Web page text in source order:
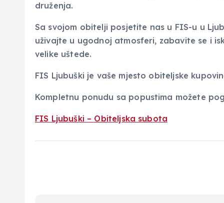
druženja.
Sa svojom obitelji posjetite nas u FIS-u u
uživajte u ugodnoj atmosferi, zabavite se i
velike uštede.
FIS Ljubuški je vaše mjesto obiteljske
Kompletnu ponudu sa popustima možete
FIS Ljubuški – Obiteljska subota